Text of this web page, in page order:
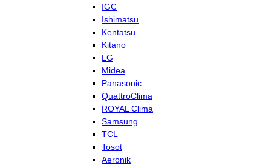
IGC
Ishimatsu
Kentatsu
Kitano
LG
Midea
Panasonic
QuattroClima
ROYAL Clima
Samsung
TCL
Tosot
Aeronik